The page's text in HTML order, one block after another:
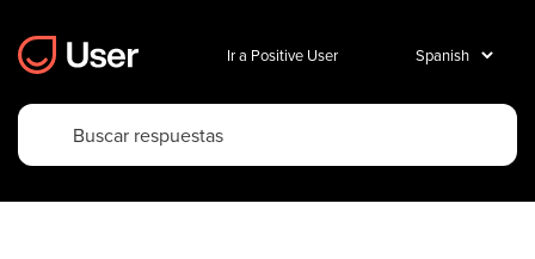
Ir a Positive User